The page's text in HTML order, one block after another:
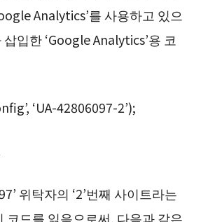
Analytics’를 사용하고 있으
입한 ‘Google Analytics’용 코
‘UA-42806097-2’);
위탁자의 ‘2’번째 사이트라는
코드를 읽음으로써, 다음과 같은